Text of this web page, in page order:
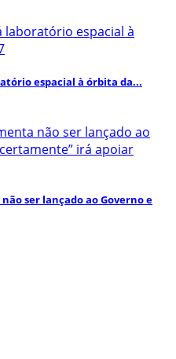
espacial à órbita da...
ser lançado ao Governo e